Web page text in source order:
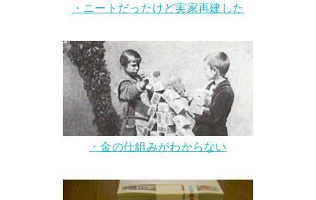
・ニートだったけど実家再建した
・金の仕組みがわからない